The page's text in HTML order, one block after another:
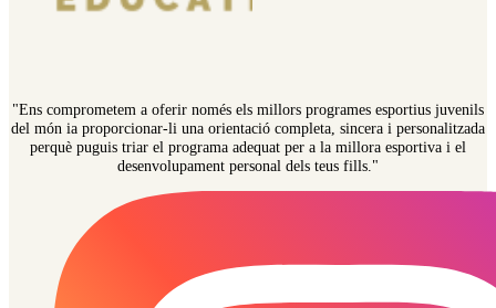
"Ens comprometem a oferir només els millors programes esportius juvenils
del món ia proporcionar-li una orientació completa, sincera i personalitzada
perquè puguis triar el programa adequat per a la millora esportiva i el
desenvolupament personal dels teus fills."